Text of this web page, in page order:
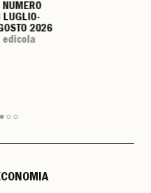
LUGLIO-
2026
edicola
LUGLIO-
2026
edicola
LUGLIO-
2026
edicola
LUGLIO-
2026
edicola